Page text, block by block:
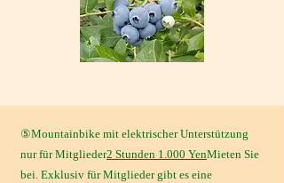
⑤Mountainbike mit elektrischer Unterstützung
nur für Mitglieder2 Stunden 1.000 YenMieten Sie
bei. Exklusiv für Mitglieder gibt es eine